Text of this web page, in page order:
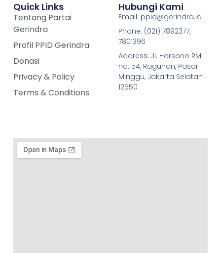
Quick Links
Tentang Partai
Gerindra
Profil PPID Gerindra
Donasi
Privacy & Policy
Terms & Conditions
Hubungi Kami
Email: ppid@gerindra.id
Phone: (021) 7892377,
7801396
Address: Jl. Harsono RM
no. 54, Ragunan, Pasar
Minggu, Jakarta Selatan
12550